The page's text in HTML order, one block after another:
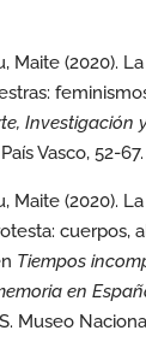
Maite (2020).
Investigación
Vasco, 52-67.
Maite (2020).
cuerpos,
Tiempos
en
Museo